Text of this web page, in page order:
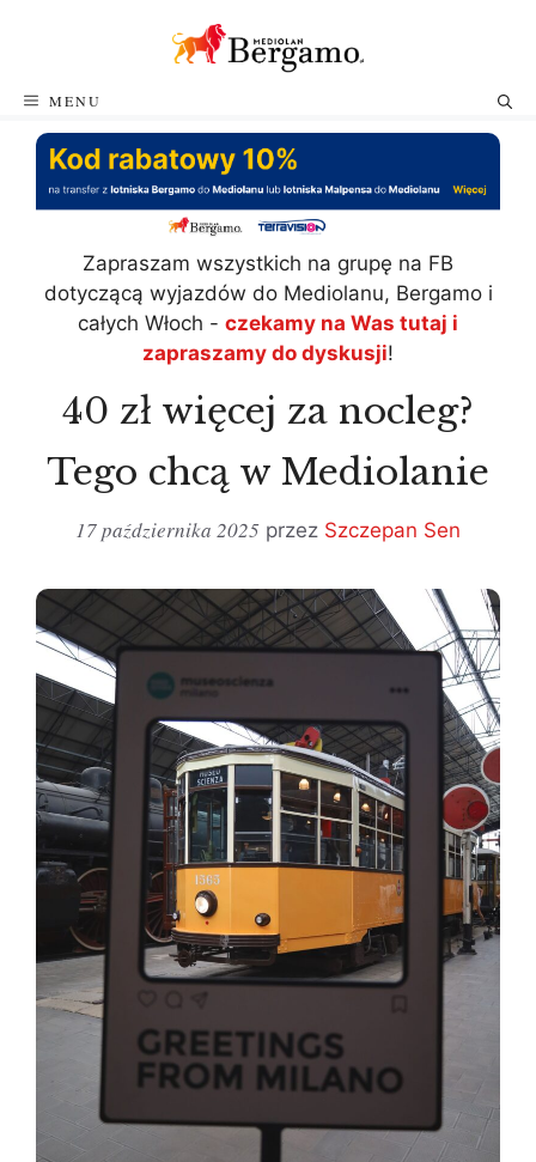
MENU
Zapraszam wszystkich na grupę na FB
dotyczącą wyjazdów do Mediolanu, Bergamo i
całych Włoch - czekamy na Was tutaj i
zapraszamy do dyskusji!
40 zł więcej za nocleg?
Tego chcą w Mediolanie
17 października 2025 przez Szczepan Sen